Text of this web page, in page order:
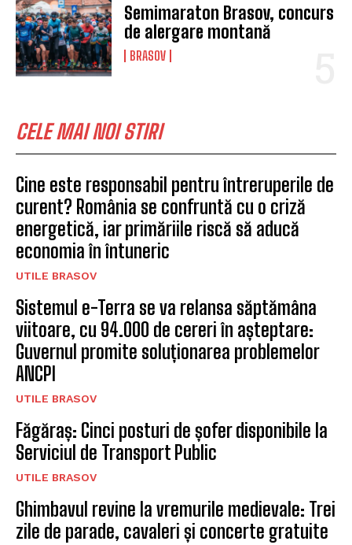
Semimaraton Brasov, concurs
de alergare montană
BRASOV
CELE MAI NOI STIRI
Cine este responsabil pentru întreruperile de
curent? România se confruntă cu o criză
energetică, iar primăriile riscă să aducă
economia în întuneric
UTILE BRASOV
Sistemul e-Terra se va relansa săptămâna
viitoare, cu 94.000 de cereri în așteptare:
Guvernul promite soluționarea problemelor
ANCPI
UTILE BRASOV
Făgăraș: Cinci posturi de șofer disponibile la
Serviciul de Transport Public
UTILE BRASOV
Ghimbavul revine la vremurile medievale: Trei
zile de parade, cavaleri și concerte gratuite